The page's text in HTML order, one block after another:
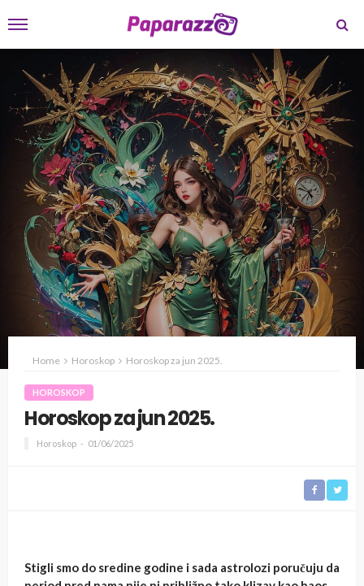
Home Horoskop Horoskop za jun 2025.
HOROSKOP
Horoskop za jun 2025.
Horoskop 01/06/2025
Stigli smo do sredine godine i sada astrolozi poručuju da